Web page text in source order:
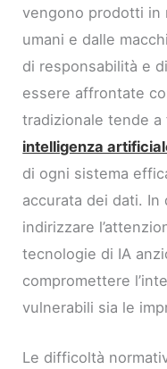
vengono prodotti in
umani e dalle
di responsabilità e
essere affrontate
tradizionale tende
intelligenza
di ogni sistema
accurata dei dati. In
indirizzare
tecnologie di IA
compromettere
vulnerabili sia le
Le difficoltà